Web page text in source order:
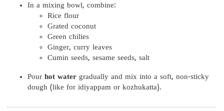
In a mixing bowl, combine:
Rice flour
Grated coconut
Green chilies
Ginger, curry leaves
Cumin seeds, sesame seeds, salt
Pour hot water gradually and mix into a soft, non-sticky
dough (like for idiyappam or kozhukatta).